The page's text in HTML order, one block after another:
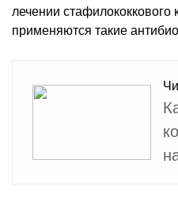
лечении стафилококкового
применяются такие